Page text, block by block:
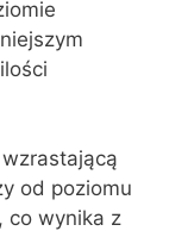
od poziomu
co wynika z